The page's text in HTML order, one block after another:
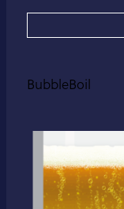
BubbleBoil